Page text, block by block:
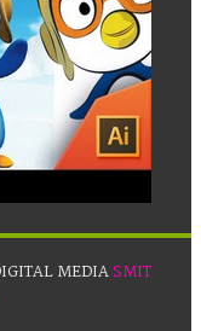
MEDIASMIT